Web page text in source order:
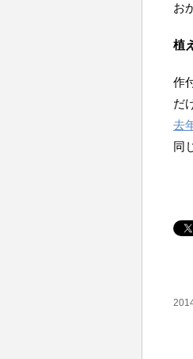
お
植
作
だ
去
同